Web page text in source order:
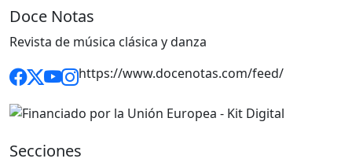
Doce Notas
Revista de música clásica y danza
https://www.docenotas.com/feed/
Secciones